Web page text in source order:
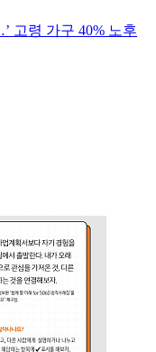
고령 가구 40% 노후